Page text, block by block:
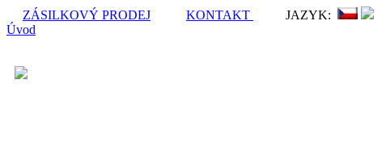
ZÁSILKOVÝ PRODEJ KONTAKT
JAZYK:
Úvod